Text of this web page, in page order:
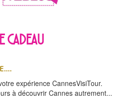
CADEAU
expérience CannesVisiTour.
à découvrir Cannes autrement...